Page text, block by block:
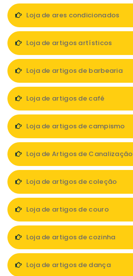
Loja de ares condicionados
Loja de artigos artísticos
Loja de artigos de barbearia
Loja de artigos de café
Loja de artigos de campismo
Loja de Artigos de Canalização
Loja de artigos de coleção
Loja de artigos de couro
Loja de artigos de cozinha
Loja de artigos de dança